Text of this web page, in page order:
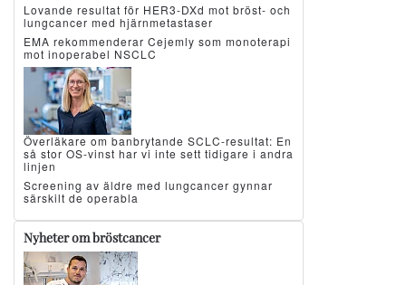
Lovande resultat för HER3-DXd mot bröst- och
lungcancer med hjärnmetastaser
EMA rekommenderar Cejemly som monoterapi
mot inoperabel NSCLC
Överläkare om banbrytande SCLC-resultat: En
så stor OS-vinst har vi inte sett tidigare i andra
linjen
Screening av äldre med lungcancer gynnar
särskilt de operabla
Nyheter om bröstcancer